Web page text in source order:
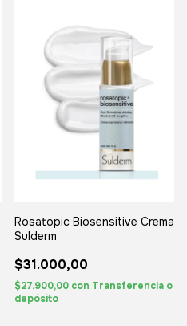
Rosatopic Biosensitive Crema
Sulderm
$31.000,00
$27.900,00 con Transferencia o
depósito